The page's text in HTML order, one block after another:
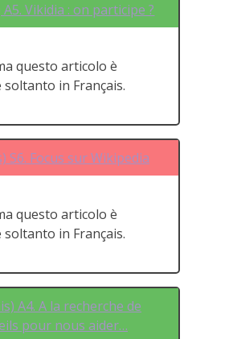
A5. Vikidia : on participe ?
questo articolo è
in Français.
S6. Focus sur Wikipedia
questo articolo è
in Français.
A4. A la recherche de
pour nous aider…